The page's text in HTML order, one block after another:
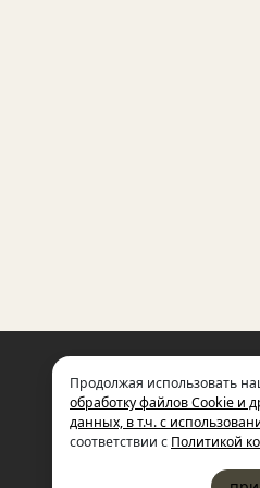
И
Продолжая использовать
обработку файлов Cookie и
данных, в т.ч. с
соответствии с Политикой